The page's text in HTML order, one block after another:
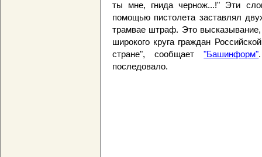
ты мне, гнида чернож...!" Эти
помощью пистолета заставлял
трамвае штраф. Это
широкого круга граждан
стране", сообщает"Башинформ"
последовало.